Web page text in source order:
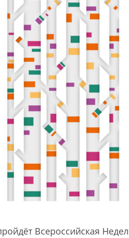
Всероссийская